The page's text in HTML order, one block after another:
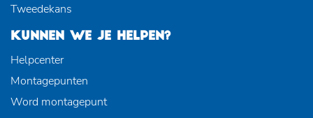
Tweedekans
KUNNEN WE JE HELPEN?
Helpcenter
Montagepunten
Word montagepunt